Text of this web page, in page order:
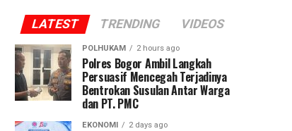
LATEST TRENDING VIDEOS
POLHUKAM 2 hours ago
Polres Bogor Ambil Langkah
Persuasif Mencegah Terjadinya
Bentrokan Susulan Antar Warga
dan PT. PMC
EKONOMI 2 days ago